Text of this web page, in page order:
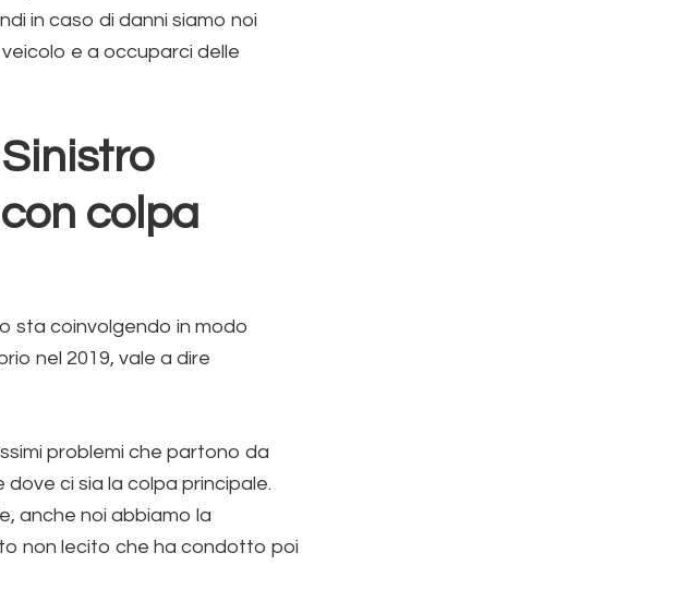
in caso di danni siamo noi
e a occuparci delle
colpa
sta coinvolgendo in modo
nel 2019, vale a dire
problemi che partono da
dove ci sia la colpa principale.
anche noi abbiamo la
non lecito che ha condotto poi